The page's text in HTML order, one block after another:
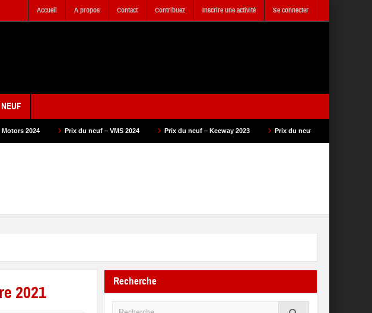
Accueil A propos Contact Contribuez Inscrire une activité Se connecter
du neuf – VMS 2024 Prix du neuf – Keeway 2023 Prix du neuf – SAM Cycle 2023
2021
Recherche